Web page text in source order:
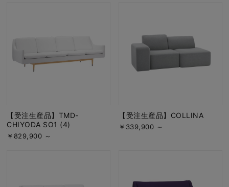
【受注生産品】TMD-
CHIYODA SO1 (4)
￥829,900 ～
【受注生産品】COLLINA
￥339,900 ～